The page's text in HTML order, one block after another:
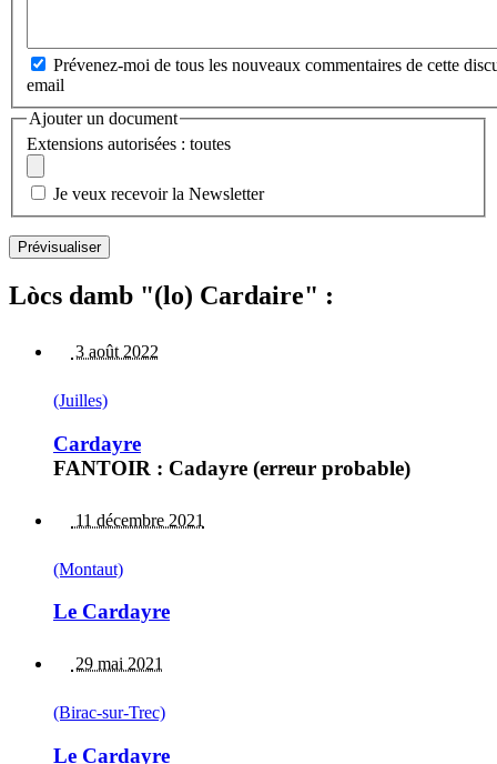
Prévenez-moi de tous les nouveaux commentaires de cette
email
Ajouter un document
Extensions autorisées : toutes
Je veux recevoir la Newsletter
Lòcs damb "(lo) Cardaire" :
3 août 2022
(Juilles)
Cardayre
FANTOIR : Cadayre (erreur probable)
11 décembre 2021
(Montaut)
Le Cardayre
29 mai 2021
(Birac-sur-Trec)
Le Cardayre